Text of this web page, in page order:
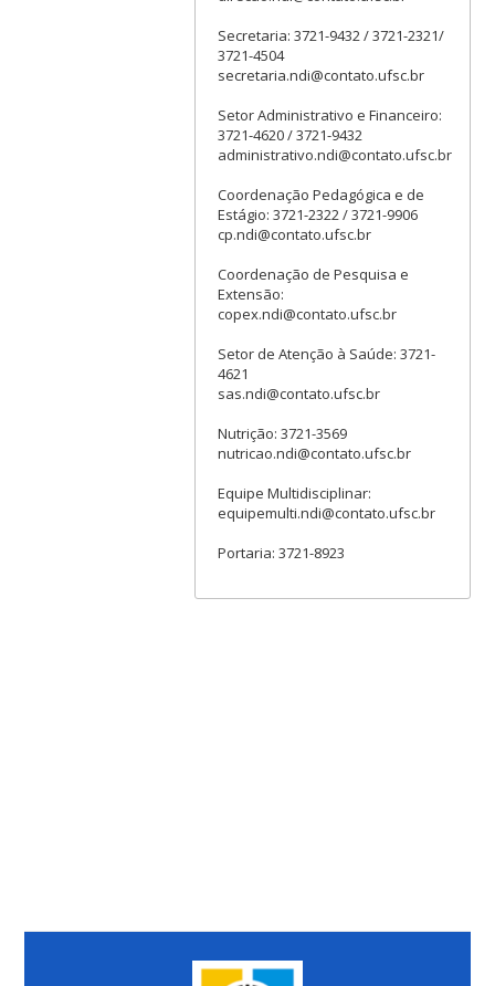
Secretaria: 3721-9432 / 3721-2321/
3721-4504
secretaria.ndi@contato.ufsc.br
Setor Administrativo e Financeiro:
3721-4620 / 3721-9432
administrativo.ndi@contato.ufsc.br
Coordenação Pedagógica e de
Estágio: 3721-2322 / 3721-9906
cp.ndi@contato.ufsc.br
Coordenação de Pesquisa e
Extensão:
copex.ndi@contato.ufsc.br
Setor de Atenção à Saúde: 3721-
4621
sas.ndi@contato.ufsc.br
Nutrição: 3721-3569
nutricao.ndi@contato.ufsc.br
Equipe Multidisciplinar:
equipemulti.ndi@contato.ufsc.br
Portaria: 3721-8923